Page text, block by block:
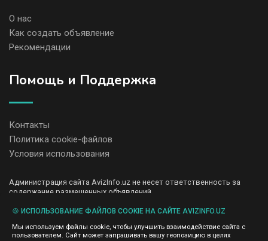
О нас
Как создать объявление
Рекомендации
Помощь и Поддержка
Контакты
Политика cookie-файлов
Условия использования
Администрация сайта AvizInfo.uz не несет ответственность за
содержание размещенных объявлений.
передаем и не продаем личную информацию зарегистрированных
правила конфиденциальности сайтов на которые ссылается
🍪 ИСПОЛЬЗОВАНИЕ ФАЙЛОВ COOKIE НА САЙТЕ AVIZINFO.UZ
Мы используем файлы cookie, чтобы улучшить взаимодействие сайта с
пользователем. Сайт может запрашивать вашу геопозицию в целях